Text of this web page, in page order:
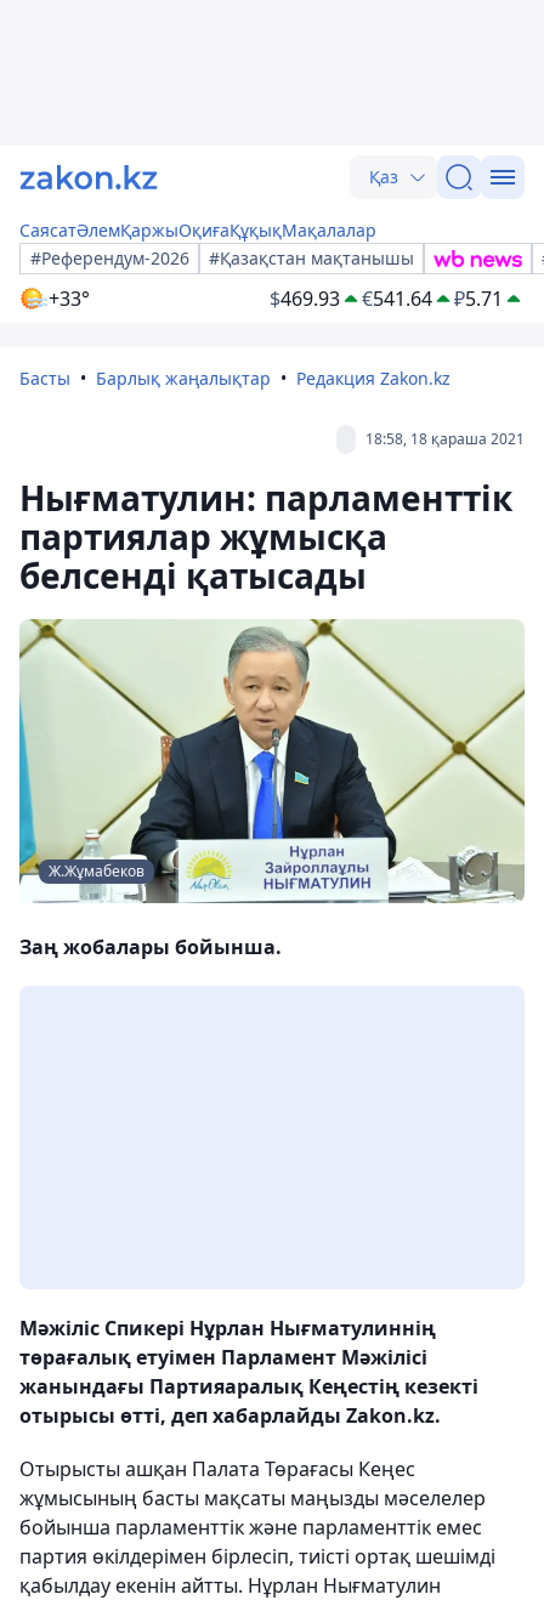
Қаз
СаясатӘлемҚаржыОқиғаҚұқықМақалалар
#Референдум-2026
#Қазақстан мақтанышы
+33° $469.93 €541.64 ₽5.71
Басты Барлық жаңалықтар Редакция Zakon.kz
18:58, 18 қараша 2021
Нығматулин: парламенттік
партиялар жұмысқа
белсенді қатысады
Ж.Жұмабеков
Заң жобалары бойынша.
Мәжіліс Спикері Нұрлан Нығматулиннің
төрағалық етуімен Парламент Мәжілісі
жанындағы Партияаралық Кеңестің кезекті
отырысы өтті, деп хабарлайды Zakon.kz.
Отырысты ашқан Палата Төрағасы Кеңес
жұмысының басты мақсаты маңызды мәселелер
бойынша парламенттік және парламенттік емес
партия өкілдерімен бірлесіп, тиісті ортақ шешімді
қабылдау екенін айтты. Нұрлан Нығматулин